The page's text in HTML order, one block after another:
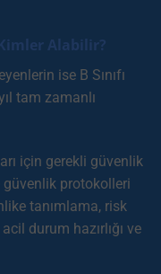
Kimler Alabilir?
ise B Sınıfı
tam zamanlı
için gerekli güvenlik
protokolleri
tanımlama, risk
durum hazırlığı ve